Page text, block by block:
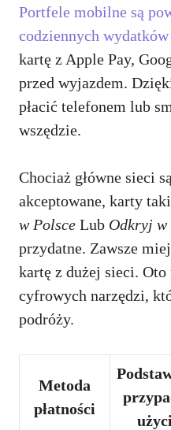
Portfele mobilne są
codziennych wydatków
kartę z Apple Pay,
przed wyjazdem.
płacić telefonem lub
wszędzie.
Chociaż główne sieci
akceptowane, karty
w Polsce Lub Odkryj w
przydatne. Zawsze
kartę z dużej sieci.
cyfrowych narzędzi,
podróży.
Metoda
płatności